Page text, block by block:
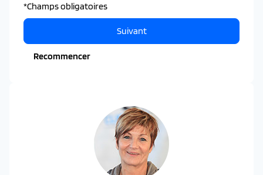
*Champs obligatoires
Recommencer
Suivant